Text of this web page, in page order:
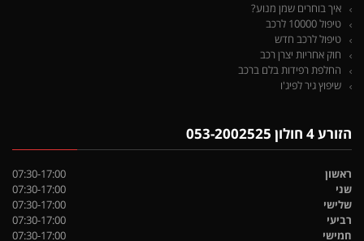
איך בוחרים שמן מנוע?
טיפול 10000 לרכב
טיפול לרכב חדש
חוק אחריות יצרן רכב
החלפת רפידות בלם ברכב
שיפוץ גיר לפיג'ו
הזורע 4 חולון 053-2002525
ראשון
07:30-17:00
שני
07:30-17:00
שלישי
07:30-17:00
רביעי
07:30-17:00
חמישי
07:30-17:00